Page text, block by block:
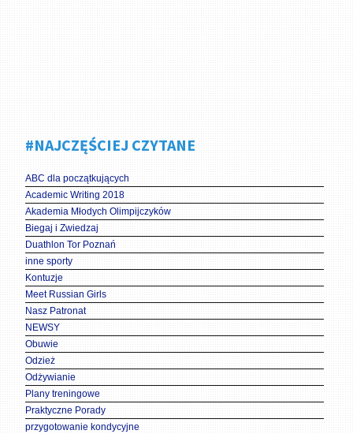
#NAJCZĘŚCIEJ CZYTANE
ABC dla początkujących
Academic Writing 2018
Akademia Młodych Olimpijczyków
Biegaj i Zwiedzaj
Duathlon Tor Poznań
inne sporty
Kontuzje
Meet Russian Girls
Nasz Patronat
NEWSY
Obuwie
Odzież
Odżywianie
Plany treningowe
Praktyczne Porady
przygotowanie kondycyjne